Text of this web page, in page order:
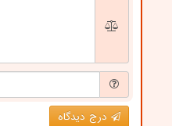
درج دیدگاه